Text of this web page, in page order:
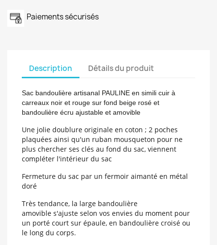
Paiements sécurisés
Description Détails du produit
Sac bandoulière artisanal PAULINE en simili cuir à
carreaux noir et rouge sur fond beige rosé et
bandoulière écru ajustable et amovible
Une jolie doublure originale en coton ; 2 poches
plaquées ainsi qu'un ruban mousqueton pour ne
plus chercher ses clés au fond du sac, viennent
compléter l'intérieur du sac
Fermeture du sac par un fermoir aimanté en métal
doré
Très tendance, la large bandoulière
amovible s'ajuste selon vos envies du moment pour
un porté court sur épaule, en bandoulière croisé ou
le long du corps.